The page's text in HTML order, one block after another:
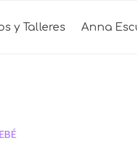
y Talleres Anna